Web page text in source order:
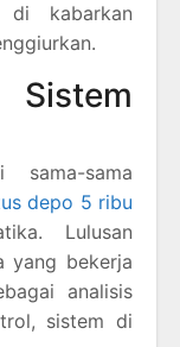
di kabarkan
sama
depo 5 ribu
Lulusan
yang bekerja
analisis
sistem di